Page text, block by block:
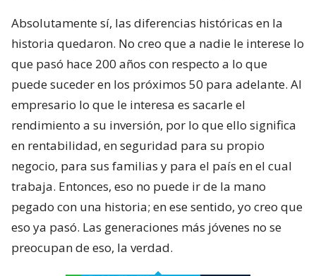
Absolutamente sí, las diferencias históricas en la
historia quedaron. No creo que a nadie le interese lo
que pasó hace 200 años con respecto a lo que
puede suceder en los próximos 50 para adelante. Al
empresario lo que le interesa es sacarle el
rendimiento a su inversión, por lo que ello significa
en rentabilidad, en seguridad para su propio
negocio, para sus familias y para el país en el cual
trabaja. Entonces, eso no puede ir de la mano
pegado con una historia; en ese sentido, yo creo que
eso ya pasó. Las generaciones más jóvenes no se
preocupan de eso, la verdad.